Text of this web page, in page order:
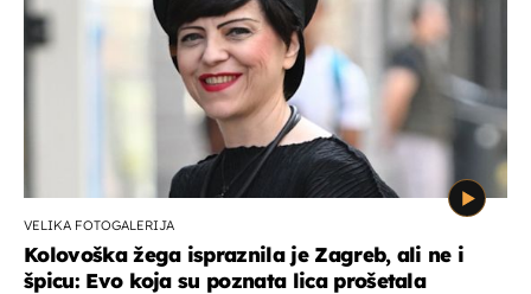
VELIKA FOTOGALERIJA
Kolovoška žega ispraznila je Zagreb, ali ne i
špicu: Evo koja su poznata lica prošetala